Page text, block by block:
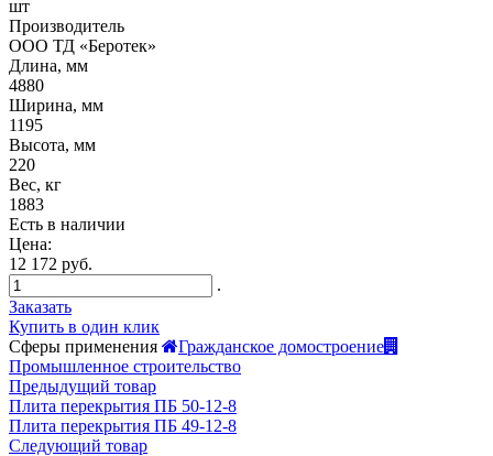
шт
Производитель
ООО ТД «Беротек»
Длина, мм
4880
Ширина, мм
1195
Высота, мм
220
Вес, кг
1883
Есть в наличии
Цена:
12 172 руб.
.
Заказать
Купить в один клик
Сферы применения
Гражданское домостроение
Промышленное строительство
Предыдущий товар
Плита перекрытия ПБ 50-12-8
Плита перекрытия ПБ 49-12-8
Следующий товар